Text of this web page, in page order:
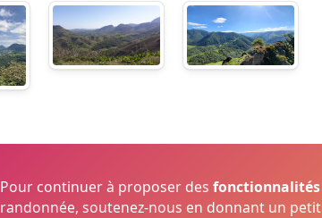
Pour continuer à proposer des
randonnée, soutenez-nous en donnant un